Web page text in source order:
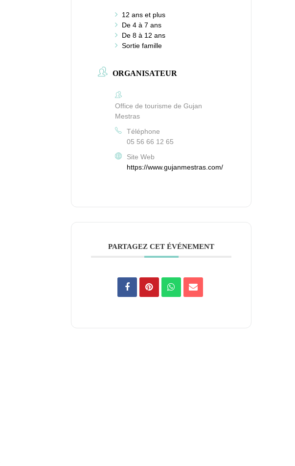
12 ans et plus
De 4 à 7 ans
De 8 à 12 ans
Sortie famille
ORGANISATEUR
Office de tourisme de Gujan
Mestras
Téléphone
05 56 66 12 65
Site Web
https://www.gujanmestras.com/
PARTAGEZ CET ÉVÉNEMENT